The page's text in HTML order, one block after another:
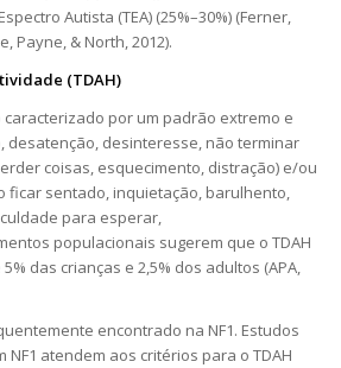
Autista (TEA) (25%–30%) (Ferner,
Payne, & North, 2012).
(TDAH)
por um padrão extremo e
desatenção, desinteresse, não terminar
coisas, esquecimento, distração) e/ou
ficar sentado, inquietação, barulhento,
para esperar,
populacionais sugerem que o TDAH
das crianças e 2,5% dos adultos (APA,
encontrado na NF1. Estudos
NF1 atendem aos critérios para o TDAH